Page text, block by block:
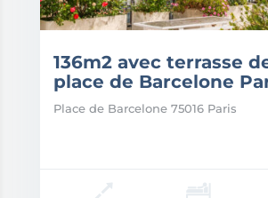
136m2 avec terrasse
place de Barcelone
Place de Barcelone 75016 Paris